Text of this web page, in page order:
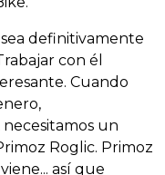
definitivamente
con él
Cuando
un
Roglic. Primoz
así que